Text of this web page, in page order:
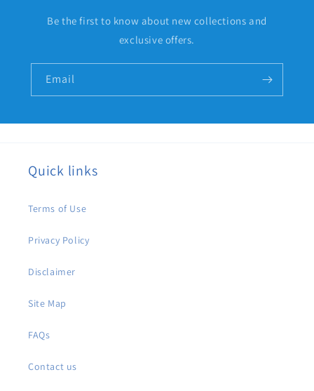
Be the first to know about new collections and
exclusive offers.
Email
Quick links
Terms of Use
Privacy Policy
Disclaimer
Site Map
FAQs
Contact us